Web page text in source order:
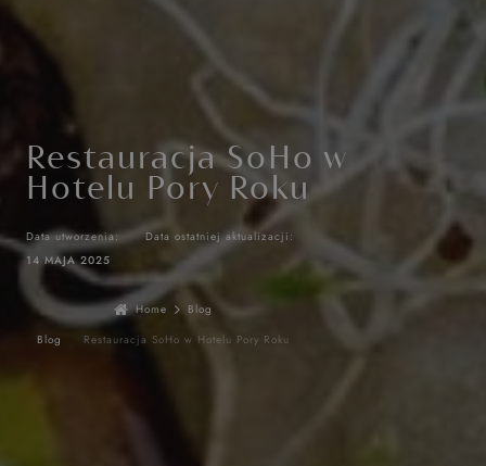
Restauracja SoHo w
Hotelu Pory Roku
14 MAJA 2025
Data utworzenia: Data ostatniej aktualizacji:
Home
Blog
Blog
Restauracja SoHo w Hotelu Pory Roku